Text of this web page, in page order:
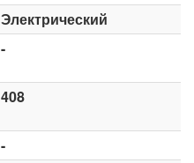
Электрический
-
408
-